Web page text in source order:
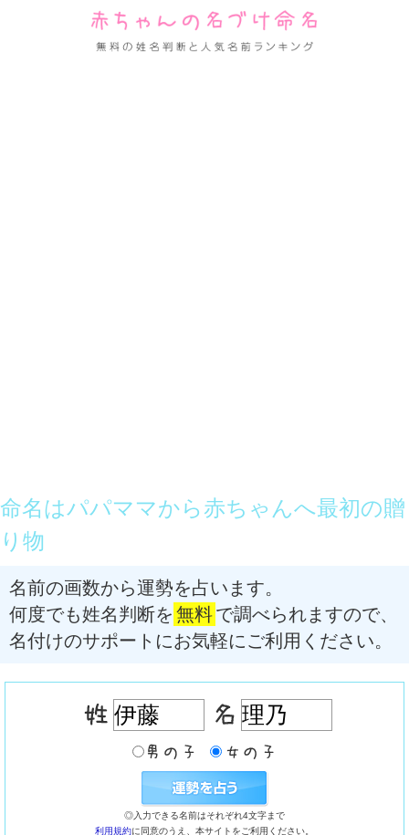
命名はパパママから赤ちゃんへ最初の贈
り物
名前の画数から運勢を占います。
何度でも姓名判断を 無料で調べられますので、
名付けのサポートにお気軽にご利用ください。
◎入力できる名前はそれぞれ4文字まで
利用規約に同意のうえ、本サイトをご利用ください。